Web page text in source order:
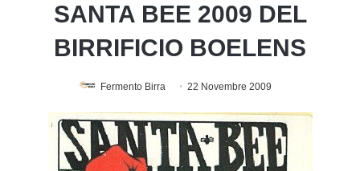
SANTA BEE 2009 DEL
BIRRIFICIO BOELENS
Fermento Birra 22 Novembre 2009